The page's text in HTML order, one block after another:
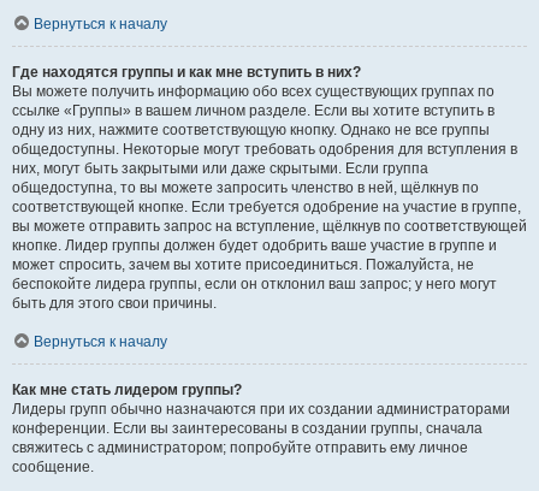
Вернуться к началу
Где находятся группы и как мне вступить в них?
Вы можете получить информацию обо всех существующих группах по
ссылке «Группы» в вашем личном разделе. Если вы хотите вступить в
одну из них, нажмите соответствующую кнопку. Однако не все группы
общедоступны. Некоторые могут требовать одобрения для вступления в
них, могут быть закрытыми или даже скрытыми. Если группа
общедоступна, то вы можете запросить членство в ней, щёлкнув по
соответствующей кнопке. Если требуется одобрение на участие в группе,
вы можете отправить запрос на вступление, щёлкнув по соответствующей
кнопке. Лидер группы должен будет одобрить ваше участие в группе и
может спросить, зачем вы хотите присоединиться. Пожалуйста, не
беспокойте лидера группы, если он отклонил ваш запрос; у него могут
быть для этого свои причины.
Вернуться к началу
Как мне стать лидером группы?
Лидеры групп обычно назначаются при их создании администраторами
конференции. Если вы заинтересованы в создании группы, сначала
свяжитесь с администратором; попробуйте отправить ему личное
сообщение.